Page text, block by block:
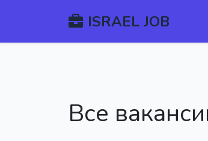
ISRAEL JOB
Все